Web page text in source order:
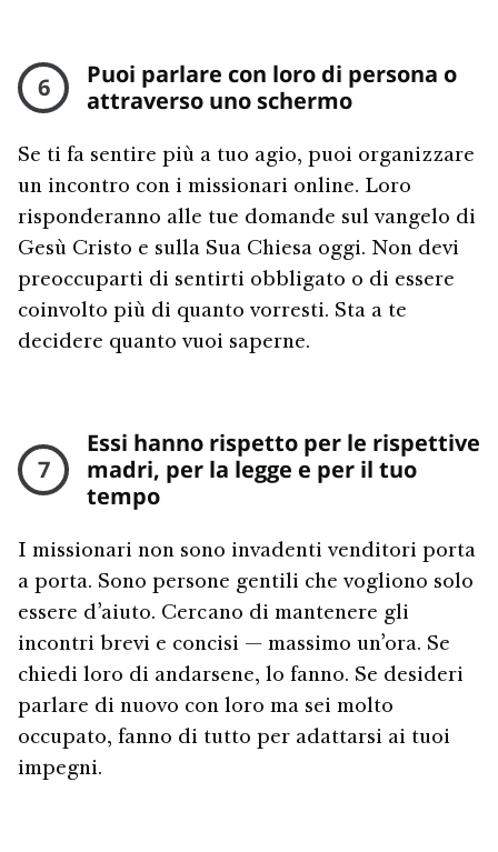
6
Puoi parlare con loro di persona o
attraverso uno schermo
Se ti fa sentire più a tuo agio, puoi organizzare
un incontro con i missionari online. Loro
risponderanno alle tue domande sul vangelo di
Gesù Cristo e sulla Sua Chiesa oggi. Non devi
preoccuparti di sentirti obbligato o di essere
coinvolto più di quanto vorresti. Sta a te
decidere quanto vuoi saperne.
7
Essi hanno rispetto per le rispettive
madri, per la legge e per il tuo
tempo
I missionari non sono invadenti venditori porta
a porta. Sono persone gentili che vogliono solo
essere d’aiuto. Cercano di mantenere gli
incontri brevi e concisi — massimo un’ora. Se
chiedi loro di andarsene, lo fanno. Se desideri
parlare di nuovo con loro ma sei molto
occupato, fanno di tutto per adattarsi ai tuoi
impegni.